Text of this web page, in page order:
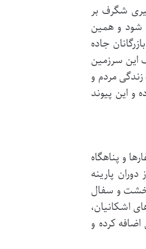
شگرف بر
شود و همین
جاده
این سرزمین
مردم و
و این پیوند
و پناهگاه
پارینه
خشت و سفال
اشکانیان،
کرده و